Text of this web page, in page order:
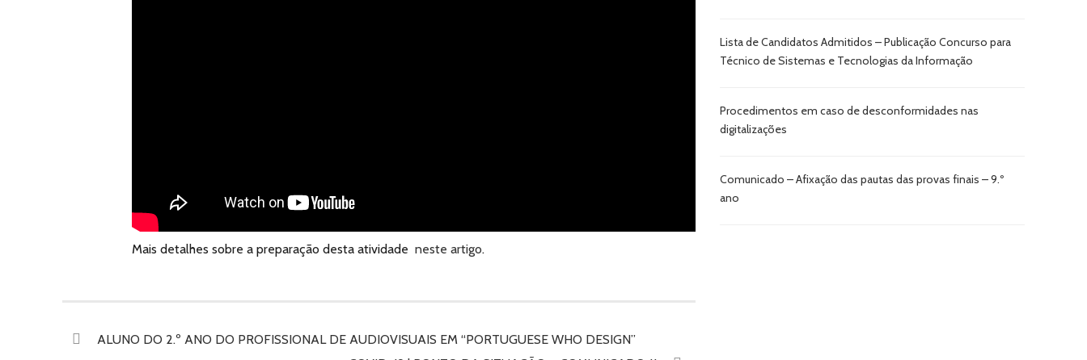
Mais detalhes sobre a preparação desta atividade neste artigo.
ALUNO DO 2.º ANO DO PROFISSIONAL DE AUDIOVISUAIS EM “PORTUGUESE WHO DESIGN”
Lista de Candidatos Admitidos – Publicação Concurso para
Técnico de Sistemas e Tecnologias da Informação
Procedimentos em caso de desconformidades nas
digitalizações
Comunicado – Afixação das pautas das provas finais – 9.º
ano